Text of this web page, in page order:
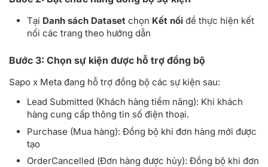
Tại Danh sách Dataset chọn Kết nối để thực hiện kết
nối các trang theo hướng dẫn
Bước 3: Chọn sự kiện được hỗ trợ đồng bộ
Sapo x Meta đang hỗ trợ đồng bộ các sự kiện sau:
Lead Submitted (Khách hàng tiềm năng): Khi khách
hàng cung cấp thông tin số điện thoại.
Purchase (Mua hàng): Đồng bộ khi đơn hàng mới được
tạo
OrderCancelled (Đơn hàng được hủy): Đồng bộ khi đơn